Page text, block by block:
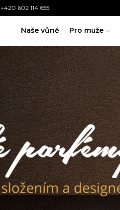
+420 602 114 655
Naše vůně Pro muže